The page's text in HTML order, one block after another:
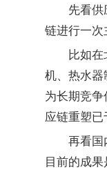
先看供
链进行一次
比如
机、热水
为长期竞
应链重塑
再看国
目前的成